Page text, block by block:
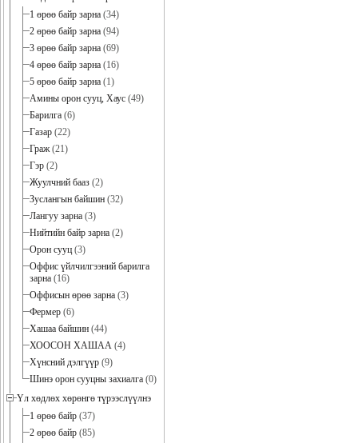
1 өрөө байр зарна (34)
2 өрөө байр зарна (94)
3 өрөө байр зарна (69)
4 өрөө байр зарна (16)
5 өрөө байр зарна (1)
Амины орон сууц, Хаус (49)
Барилга (6)
Газар (22)
Граж(21)
Гэр (2)
Жуулчний бааз (2)
Зуслангын байшин (32)
Лангуу зарна (3)
Нийтийн байр зарна (2)
Орон сууц (3)
Оффис үйлчилгээний барилга
зарна (16)
Оффисын өрөө зарна (3)
Фермер (6)
Хашаа байшин (44)
ХООСОН ХАШАА (4)
Хүнсний дэлгүүр (9)
Шинэ орон сууцны захиалга (0)
Үл хөдлөх хөрөнгө түрээслүүлнэ
1 өрөө байр (37)
2 өрөө байр (85)